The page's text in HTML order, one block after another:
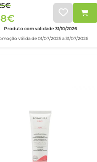
válida de 01/07/2025 a 31/07/2026
Produto com validade 31/10/2026